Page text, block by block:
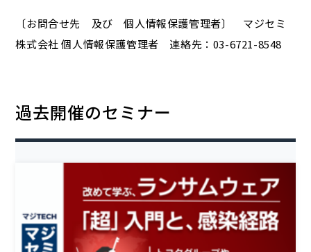
〔お問合せ先 及び 個人情報保護管理者〕 マジセミ
株式会社 個人情報保護管理者 連絡先：03-6721-8548
過去開催のセミナー